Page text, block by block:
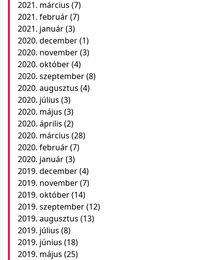
2021. március (7)
2021. február(7)
2021. január(3)
2020. december(1)
2020. november(3)
2020. október(4)
2020. szeptember(8)
2020. augusztus (4)
2020. július (3)
2020. május (3)
2020. április (2)
2020. március (28)
2020. február(7)
2020. január(3)
2019. december(4)
2019. november(7)
2019. október(14)
2019. szeptember(12)
2019. augusztus (13)
2019. július (8)
2019. június (18)
2019. május (25)